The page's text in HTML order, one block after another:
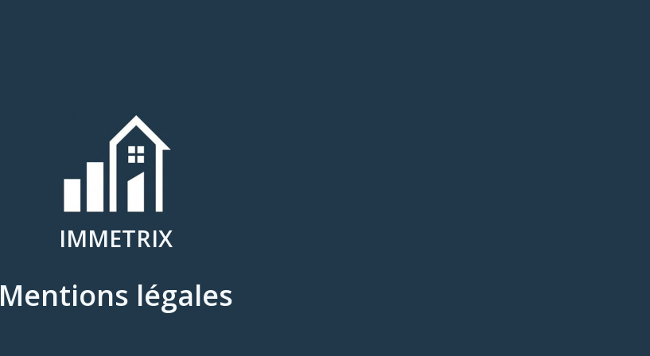
IMMETRIX
Mentions légales